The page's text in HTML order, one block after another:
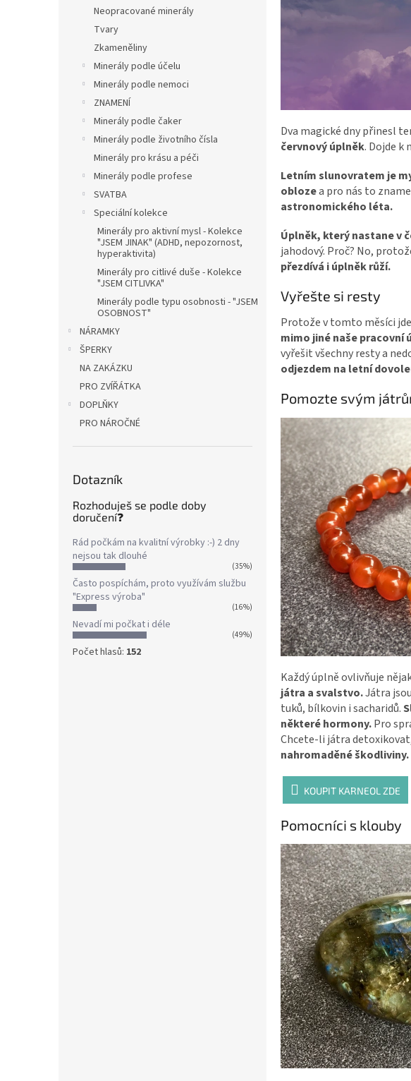
Neopracované minerály
Tvary
Zkameněliny
Minerály podle účelu
Minerály podle nemoci
ZNAMENÍ
Minerály podle čaker
Minerály podle životního čísla
Minerály pro krásu a péči
Minerály podle profese
SVATBA
Speciální kolekce
Minerály pro aktivní mysl - Kolekce
"JSEM JINAK" (ADHD, nepozornost,
hyperaktivita)
Minerály pro citlivé duše - Kolekce
"JSEM CITLIVKA"
Minerály podle typu osobnosti - "JSEM
OSOBNOST"
NÁRAMKY
ŠPERKY
NA ZAKÁZKU
PRO ZVÍŘÁTKA
DOPLŇKY
PRO NÁROČNÉ
Dotazník
Rozhoduješ se podle doby
doručení❓
Rád počkám na kvalitní výrobky :-) 2 dny
nejsou tak dlouhé
(35%)
Často pospíchám, proto využívám službu
"Express výroba"
(16%)
Nevadí mi počkat i déle
(49%)
Počet hlasů: 152
Dva magické dny přinesl
červnový úplněk. Dojde k
Letním slunovratem je
oblozea pro nás to
astronomického léta.
Úplněk, který nastane v
jahodový. Proč? No,
přezdívá i úplněk růží.
Vyřešte si resty
Protože v tomto měsíci
mimo jiné naše pracovní
vyřešit všechny resty a
odjezdem na letní
Pomozte svým
Každý úplně ovlivňuje
játra a svalstvo.Játra
tuků, bílkovin i sacharidů.
některé hormony.Pro
Chcete-li játra
nahromaděné škodliviny.
KOUPIT KARNEOL ZDE
Pomocníci s klouby